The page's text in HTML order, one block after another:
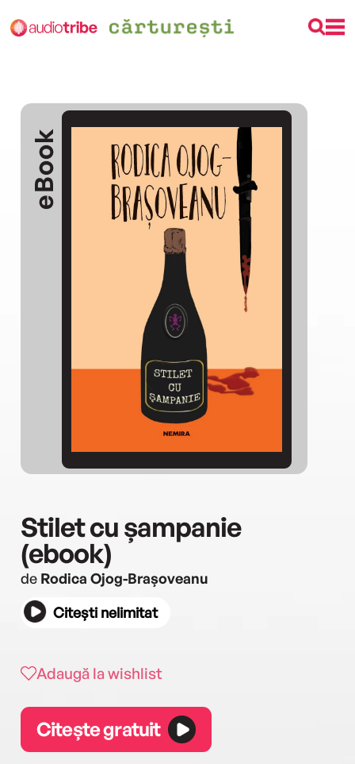
eBook
Stilet cu șampanie
(ebook)
de Rodica Ojog-Brașoveanu
Citești nelimitat
Adaugă la wishlist
Citește gratuit